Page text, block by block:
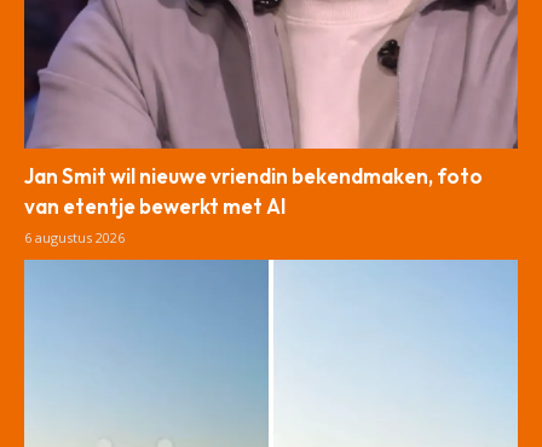
Jan Smit wil nieuwe vriendin bekendmaken, foto
van etentje bewerkt met AI
6 augustus 2026